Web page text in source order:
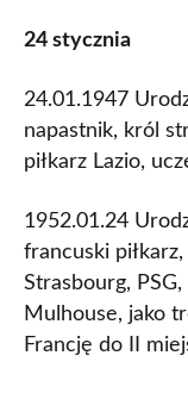
24 stycznia
24.01.1947
napastnik, król
piłkarz Lazio,
1952.01.24
francuski
Strasbourg,
Mulhouse, jako
Francję do II